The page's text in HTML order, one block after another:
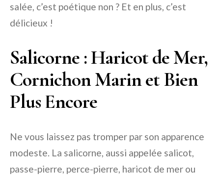
salée, c’est poétique non ? Et en plus, c’est
délicieux !
Salicorne : Haricot de Mer,
Cornichon Marin et Bien
Plus Encore
Ne vous laissez pas tromper par son apparence
modeste. La salicorne, aussi appelée salicot,
passe-pierre, perce-pierre, haricot de mer ou